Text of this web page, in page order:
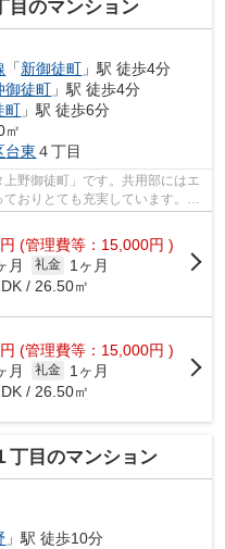
目のマンション
「新御徒町 」駅 徒歩4分
御徒町 」駅 徒歩4分
町 」駅 徒歩6分
㎡
台東 ４丁目
野御徒町」です。共用部にはエ
おりとても充実しています。設
円 (管理費等：15,000円 )
月 礼金
1ヶ月
/ 26.50㎡
円 (管理費等：15,000円 )
月 礼金
1ヶ月
/ 26.50㎡
丁目のマンション
」駅 徒歩10分